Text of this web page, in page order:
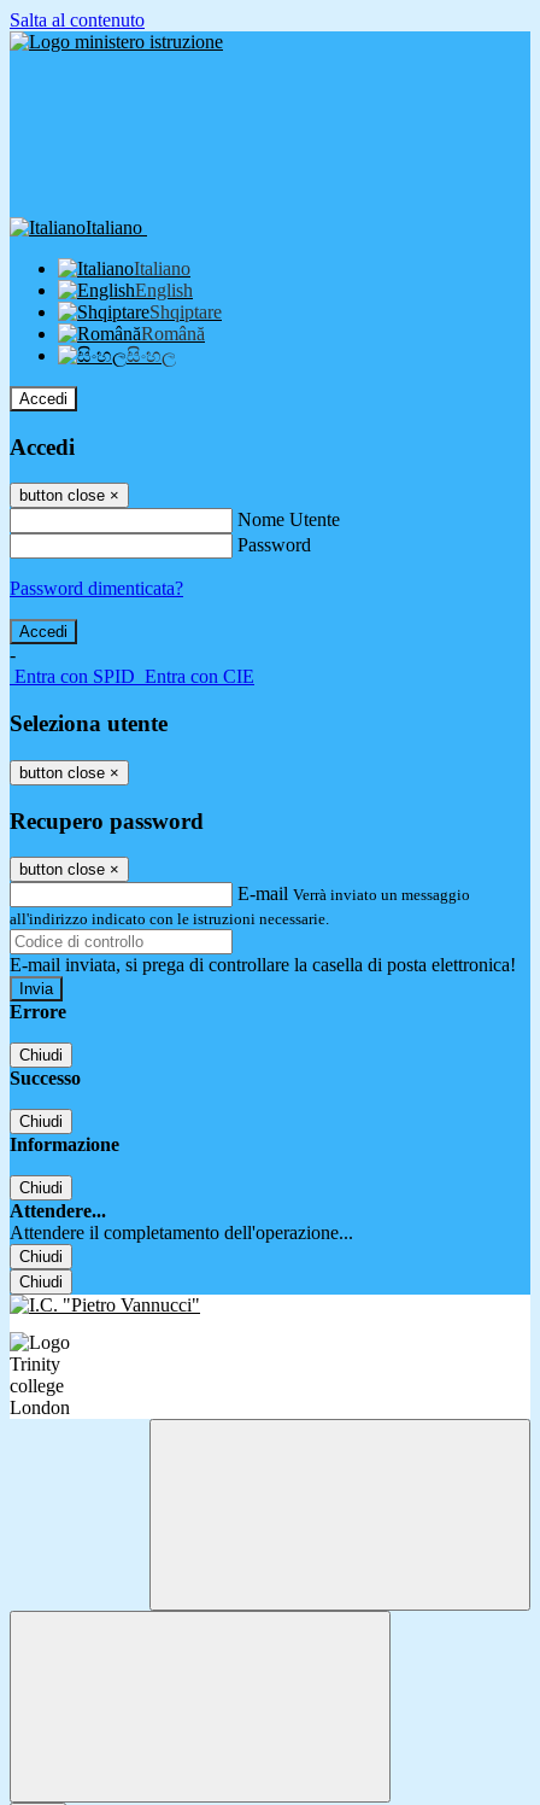
Salta al contenuto
Italiano
Italiano
English
Shqiptare
Română
සිංහල
Accedi
Accedi
button close ×
Nome Utente
Password
Password dimenticata?
-
Entra con SPID Entra con CIE
Seleziona utente
button close ×
Recupero password
button close ×
E-mail Verrà inviato un messaggio
all'indirizzo indicato con le istruzioni necessarie.
E-mail inviata, si prega di controllare la casella di posta elettronica!
Errore
Chiudi
Successo
Chiudi
Informazione
Chiudi
Attendere...
Attendere il completamento dell'operazione...
Chiudi
Chiudi